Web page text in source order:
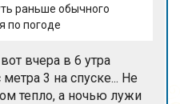
раньше обычного
по погоде
вчера в 6 утра
3 на спуске... Не
тепло, а ночью лужи